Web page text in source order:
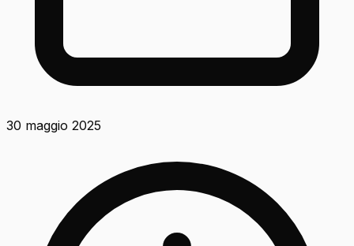
30 maggio 2025